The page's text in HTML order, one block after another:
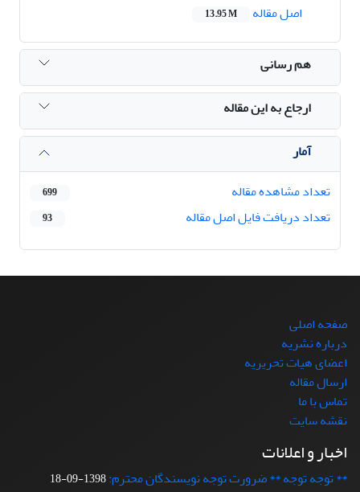
اصل مقاله
13.95 M
هم رسانی
ارجاع به این مقاله
آمار
تعداد مشاهده مقاله
699
تعداد دریافت فایل اصل مقاله 93
صفحه اصلی
درباره نشریه
اعضای هیات تحریریه
ارسال مقاله
تماس با ما
نقشه سایت
اخبار و اعلانات
** توجه توجه ** ضرورت توجه نویسندگان محترم:1398-09-18